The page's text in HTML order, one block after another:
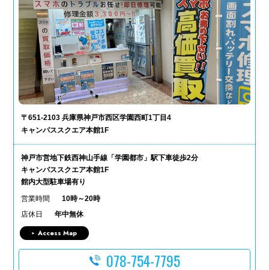
〒651-2103 兵庫県神戸市西区学園西町1丁目4
キャンパススクエア本館1F
神戸市営地下鉄西神山手線「学園都市」駅下車徒歩2分
キャンパススクエア本館1F
館内大型駐車場有り
営業時間
10時～20時
店休日
年中無休
Access Map
078-754-7795